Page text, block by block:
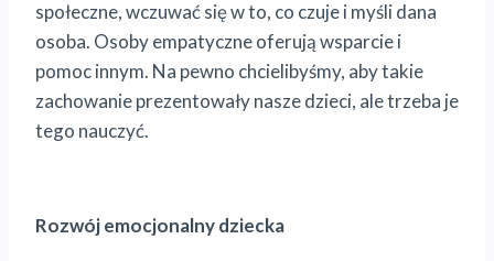
społeczne, wczuwać się w to, co czuje i myśli dana
osoba. Osoby empatyczne oferują wsparcie i
pomoc innym. Na pewno chcielibyśmy, aby takie
zachowanie prezentowały nasze dzieci, ale trzeba je
tego nauczyć.
Rozwój emocjonalny dziecka